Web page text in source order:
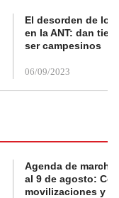
El desorden de
en la ANT: dan
ser campesinos
06/09/2023
Agenda de
al 9 de agosto:
movilizaciones y